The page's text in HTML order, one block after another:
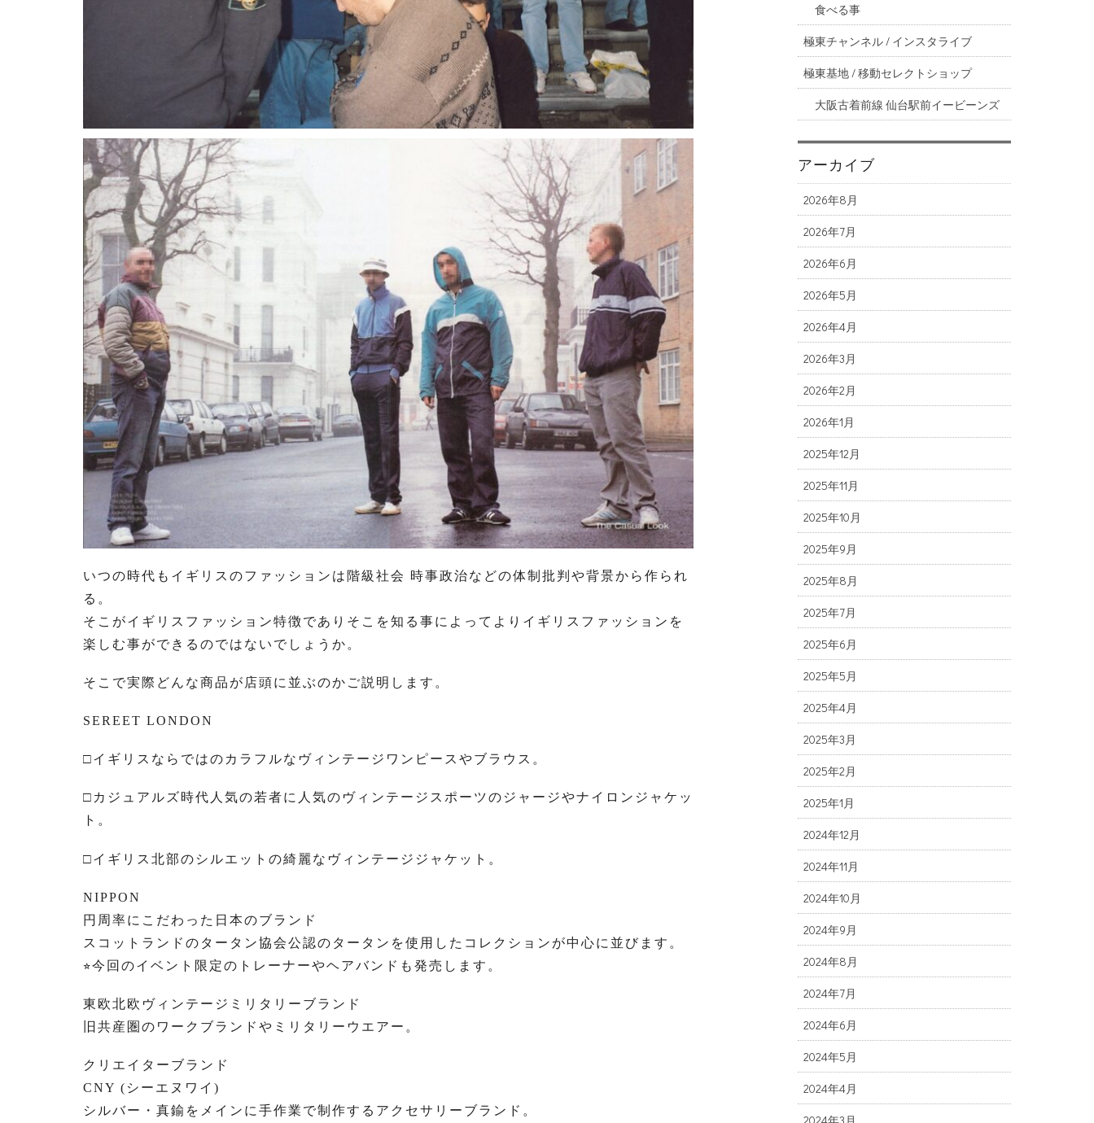
いつの時代もイギリスのファッションは階級社会 時事政治などの体制批判や背景から作られ
る。
そこがイギリスファッション特徴でありそこを知る事によってよりイギリスファッションを
楽しむ事ができるのではないでしょうか。
そこで実際どんな商品が店頭に並ぶのかご説明します。
SEREET LONDON
□イギリスならではのカラフルなヴィンテージワンピースやブラウス。
□カジュアルズ時代人気の若者に人気のヴィンテージスポーツのジャージやナイロンジャケッ
ト。
□イギリス北部のシルエットの綺麗なヴィンテージジャケット。
NIPPON
円周率にこだわった日本のブランド
スコットランドのタータン協会公認のタータンを使用したコレクションが中心に並びます。
⭐︎今回のイベント限定のトレーナーやヘアバンドも発売します。
東欧北欧ヴィンテージミリタリーブランド
旧共産圏のワークブランドやミリタリーウエアー。
クリエイターブランド
CNY (シーエヌワイ)
シルバー・真鍮をメインに手作業で制作するアクセサリーブランド。
食べる事
極東チャンネル / インスタライブ
極東基地 / 移動セレクトショップ
大阪古着前線 仙台駅前イービーンズ
アーカイブ
2026年8月
2026年7月
2026年6月
2026年5月
2026年4月
2026年3月
2026年2月
2026年1月
2025年12月
2025年11月
2025年10月
2025年9月
2025年8月
2025年7月
2025年6月
2025年5月
2025年4月
2025年3月
2025年2月
2025年1月
2024年12月
2024年11月
2024年10月
2024年9月
2024年8月
2024年7月
2024年6月
2024年5月
2024年4月